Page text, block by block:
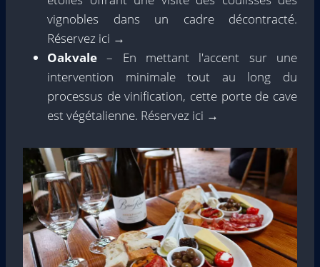
vignobles dans un cadre décontracté.
Réservez ici →
Oakvale – En mettant l'accent sur une
intervention minimale tout au long du
processus de vinification, cette porte de cave
est végétalienne. Réservez ici →